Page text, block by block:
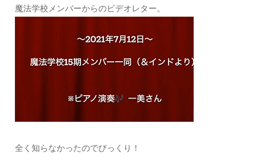
魔法学校メンバーからのビデオレター。
全く知らなかったのでびっくり！